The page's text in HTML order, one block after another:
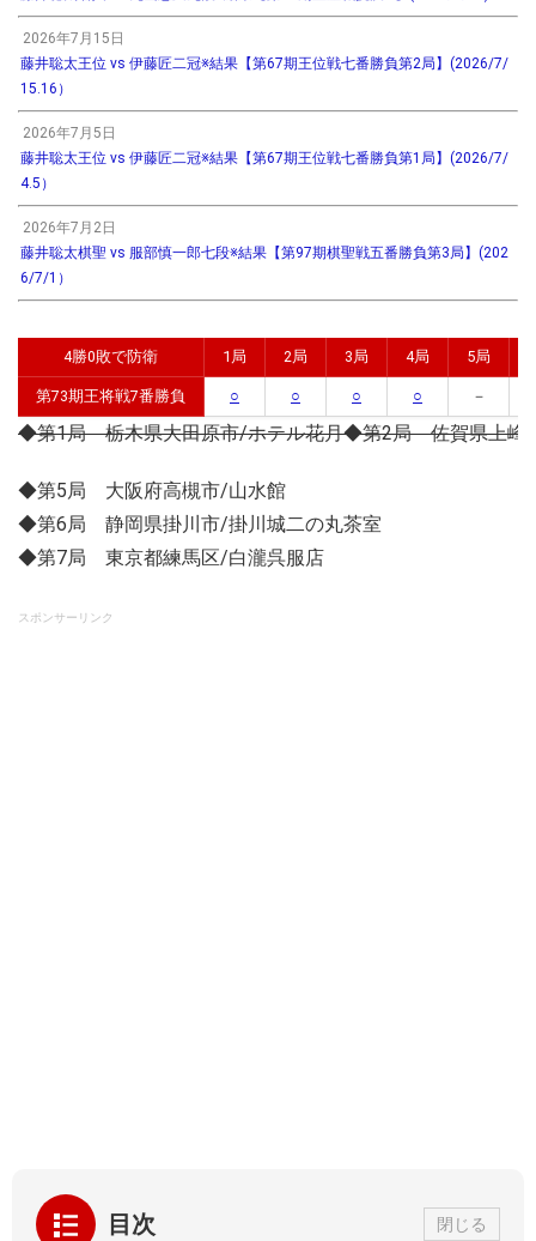
2026年7月15日
藤井聡太王位 vs 伊藤匠二冠※結果【第67期王位戦七番勝負第2局】(2026/7/
15.16）
2026年7月5日
藤井聡太王位 vs 伊藤匠二冠※結果【第67期王位戦七番勝負第1局】(2026/7/
4.5）
2026年7月2日
藤井聡太棋聖 vs 服部慎一郎七段※結果【第97期棋聖戦五番勝負第3局】(202
6/7/1）
4勝0敗で防衛 1局 2局 3局 4局 5局
第73期王将戦7番勝負 ○ ○ ○ ○ －
◆第1局 栃木県大田原市/ホテル花月◆第2局 佐賀県上峰
◆第5局 大阪府高槻市/山水館
◆第6局 静岡県掛川市/掛川城二の丸茶室
◆第7局 東京都練馬区/白瀧呉服店
スポンサーリンク
目次 閉じる